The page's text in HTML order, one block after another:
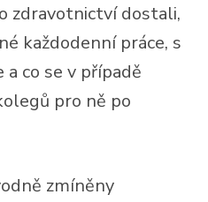
zdravotnictví dostali,
každodenní práce, s
co se v případě
pro ně po
zmíněny